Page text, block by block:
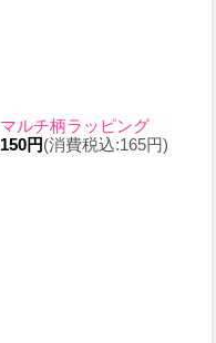
マルチ柄ラッピング
150円(消費税込:165円)